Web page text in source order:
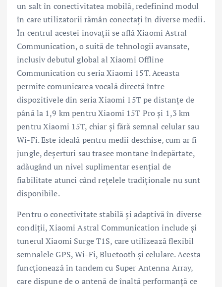
un salt în conectivitatea mobilă, redefinind modul
în care utilizatorii rămân conectați în diverse medii.
În centrul acestei inovații se află Xiaomi Astral
Communication, o suită de tehnologii avansate,
inclusiv debutul global al Xiaomi Offline
Communication cu seria Xiaomi 15T. Aceasta
permite comunicarea vocală directă între
dispozitivele din seria Xiaomi 15T pe distanțe de
până la 1,9 km pentru Xiaomi 15T Pro și 1,3 km
pentru Xiaomi 15T, chiar și fără semnal celular sau
Wi-Fi. Este ideală pentru medii deschise, cum ar fi
jungle, deșerturi sau trasee montane îndepărtate,
adăugând un nivel suplimentar esențial de
fiabilitate atunci când rețelele tradiționale nu sunt
disponibile.
Pentru o conectivitate stabilă și adaptivă în diverse
condiții, Xiaomi Astral Communication include și
tunerul Xiaomi Surge T1S, care utilizează flexibil
semnalele GPS, Wi-Fi, Bluetooth și celulare. Acesta
funcționează în tandem cu Super Antenna Array,
care dispune de o antenă de înaltă performanță ce